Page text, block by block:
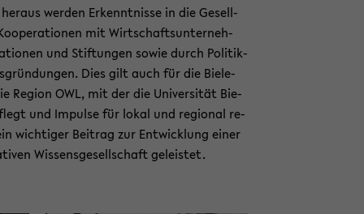
CHE
WECH­
SELN
wer­den Er­kennt­nis­se in die Ge­sell­
mit Wirt­schafts­un­ter­neh­
und Stif­tun­gen sowie durch Po­li­tik­
Dies gilt auch für die Bie­le­
Re­gi­on OWL, mit der die Uni­ver­si­tät Bie­
und Im­pul­se für lokal und re­gio­nal re­
wich­ti­ger Bei­trag zur Ent­wick­lung einer
Wis­sens­ge­sell­schaft ge­leis­tet.